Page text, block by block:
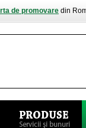
de promovare din